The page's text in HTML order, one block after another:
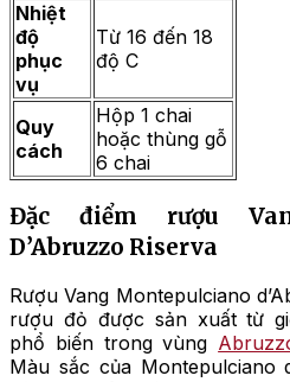
Nhiệt
độ
phục
vụ
Từ 16 đến 18
độ C
Quy
cách
Hộp 1 chai
hoặc thùng gỗ
6 chai
Đặc điểm rượu
D’Abruzzo Riserva
Rượu Vang Montepulciano
rượu đỏ được sản xuất từ
phổ biến trong vùng
Màu sắc của Montepulciano